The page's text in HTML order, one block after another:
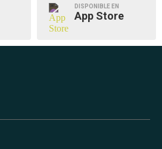
DISPONIBLE EN
App Store